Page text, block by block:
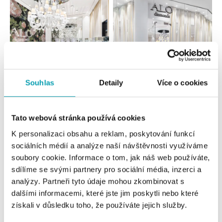
Souhlas Detaily Více o cookies
Tato webová stránka používá cookies
K personalizaci obsahu a reklam, poskytování funkcí
sociálních médií a analýze naší návštěvnosti využíváme
soubory cookie. Informace o tom, jak náš web používáte,
sdílíme se svými partnery pro sociální média, inzerci a
analýzy. Partneři tyto údaje mohou zkombinovat s
dalšími informacemi, které jste jim poskytli nebo které
získali v důsledku toho, že používáte jejich služby.
Všechny Česko Slovensko
ALO diamonds OC Forum Nová Karolina,
Ostrava
Jantarová 3344/4, 702 00 Ostrava-Moravská Ostrava
tel.: +420 603 166 013, +420 603 565 187
zítra otevřeno od 09:00
ALO diamonds OC Nový Smíchov, Praha 5
Plzeňská 8, 150 00 Praha 5 - Smíchov